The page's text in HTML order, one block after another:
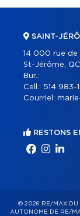
SAINT-
14 000 rue de
St-Jérôme,
Bur.:
Cell.: 514 983-
Courriel:
RESTONS
© 2026 RE/MAX DU
AUTONOME DE RE/